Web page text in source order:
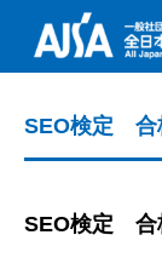
SEO検定 合
SEO検定 合